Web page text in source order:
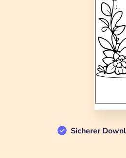
Sicherer